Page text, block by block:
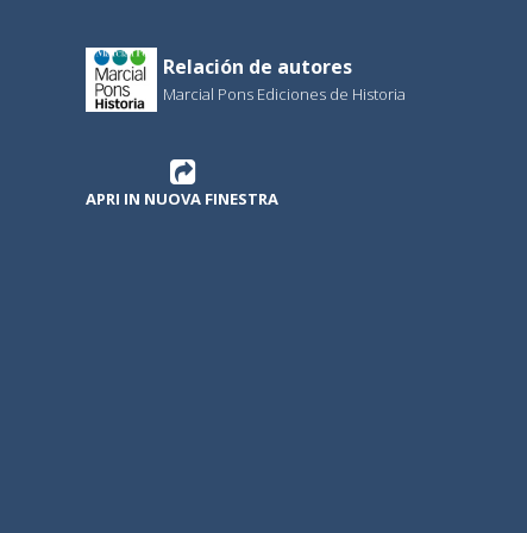
Relación de autores
Marcial Pons Ediciones de Historia
APRI IN NUOVA FINESTRA